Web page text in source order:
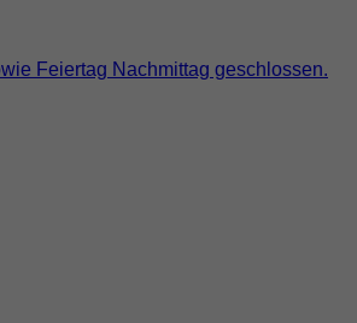
Feiertag Nachmittag geschlossen.